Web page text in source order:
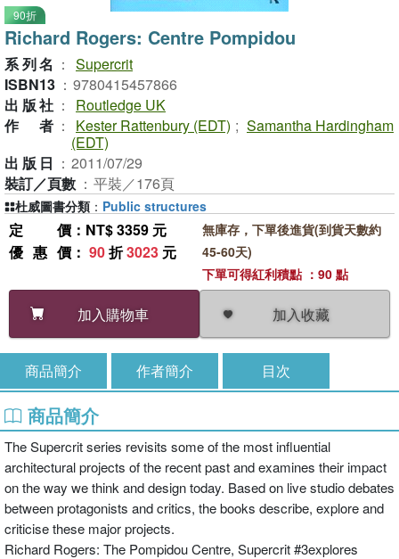
90折
Richard Rogers: Centre Pompidou
系列名 ： Supercrit
ISBN13 ： 9780415457866
出版社 ：
Routledge UK
作者 ： Kester Rattenbury (EDT) ; Samantha Hardingham
(EDT)
出版日 ： 2011/07/29
裝訂／頁數 ： 平裝／176頁
定價 ：NT$ 3359 元
優惠價 ： 90折3023 元
加入購物車 加入收藏
無庫存，下單後進貨(到貨天數約
45-60天)
下單可得紅利積點 ：90 點
杜威圖書分類 ： Public structures
商品簡介 作者簡介 目次
商品簡介
The Supercrit series revisits some of the most influential
architectural projects of the recent past and examines their impact
on the way we think and design today. Based on live studio debates
between protagonists and critics, the books describe, explore and
criticise these major projects.
Richard Rogers: The Pompidou Centre, Supercrit #3explores